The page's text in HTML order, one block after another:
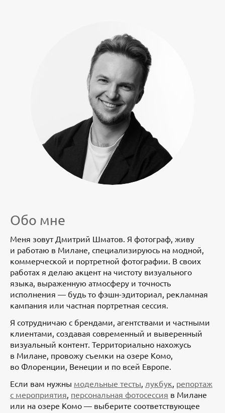
Обо мне
Меня зовут Дмитрий Шматов. Я фотограф, живу
и работаю в Милане, специализируюсь на модной,
коммерческой и портретной фотографии. В своих
работах я делаю акцент на чистоту визуального
языка, выраженную атмосферу и точность
исполнения — будь то фэшн-эдиториал, рекламная
кампания или частная портретная сессия.
Я сотрудничаю с брендами, агентствами и частными
клиентами, создавая современный и выверенный
визуальный контент. Территориально нахожусь
в Милане, провожу съемки на озере Комо,
во Флоренции, Венеции и по всей Европе.
Если вам нужны модельные тесты, лукбук, репортаж
с мероприятия, персональная фотосессия в Милане
или на озере Комо — выберите соответствующее